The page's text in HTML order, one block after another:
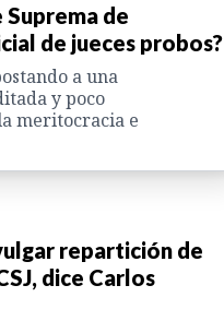
de
de jueces probos?
a una
y poco
meritocracia e
repartición de
dice Carlos